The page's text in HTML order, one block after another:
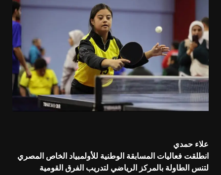
علاء حمدي
انطلقت فعاليات المسابقة الوطنية للأولمبياد الخاص المصري
لتنس الطاولة بالمركز الرياضي لتدريب الفرق القومية